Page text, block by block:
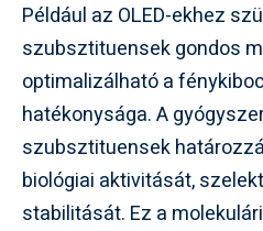
Például az OLED-ekhez
szubsztituensek gondos
optimalizálható a
hatékonysága. A
szubsztituensek
biológiai aktivitását,
stabilitását. Ez a